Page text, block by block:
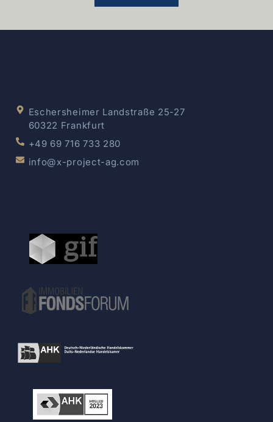
Eschersheimer Landstraße 25-27
60322 Frankfurt
+49 69 716 733 280
info@x-project-ag.com